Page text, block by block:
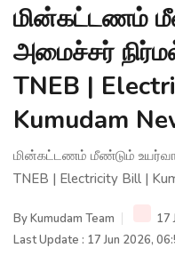
மின்கட்டணம்
அமைச்சர்
TNEB |
Kumudam
மின்கட்டணம் மீண்டும்
TNEB | Electricity Bill |
ByKumudam Team
17
Last Update : 17 Jun 2026,